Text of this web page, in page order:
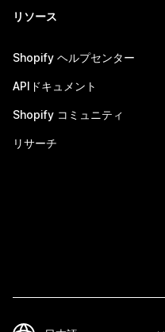
リソース
Shopify ヘルプセンター
APIドキュメント
Shopify コミュニティ
リサーチ